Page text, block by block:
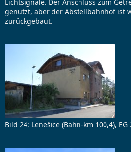
Lichtsignale. Der Anschluss zum
genutzt, aber der Abstellbahnhof ist
zurückgebaut.
Bild 24: Lenešice (Bahn-km 100,4), EG